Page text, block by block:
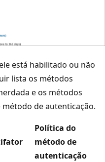
está habilitado ou não
lista os métodos
e os métodos
de autenticação.
Política do
método de
autenticação